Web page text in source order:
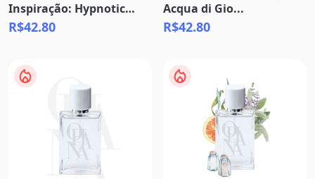
Inspiração: Hypnotic
Poi...
R$42.80
Acqua di Gio...
R$42.80